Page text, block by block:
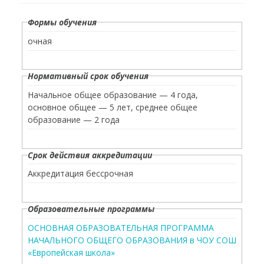
Формы обучения
очная
Нормативный срок обучения
Начальное общее образование — 4 года,
основное общее — 5 лет, среднее общее
образование — 2 года
Срок действия аккредитации
Аккредитация бессрочная
Образовательные программы
ОСНОВНАЯ ОБРАЗОВАТЕЛЬНАЯ ПРОГРАММА
НАЧАЛЬНОГО ОБЩЕГО ОБРАЗОВАНИЯ в ЧОУ СОШ
«Европейская школа»